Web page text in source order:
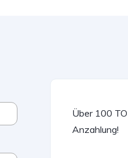
Über 100
Anzahlung!